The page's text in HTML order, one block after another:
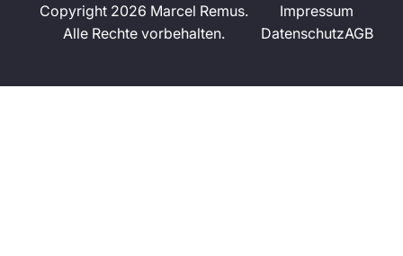
Copyright 2026 Marcel Remus.
Alle Rechte vorbehalten.
Impressum
DatenschutzAGB